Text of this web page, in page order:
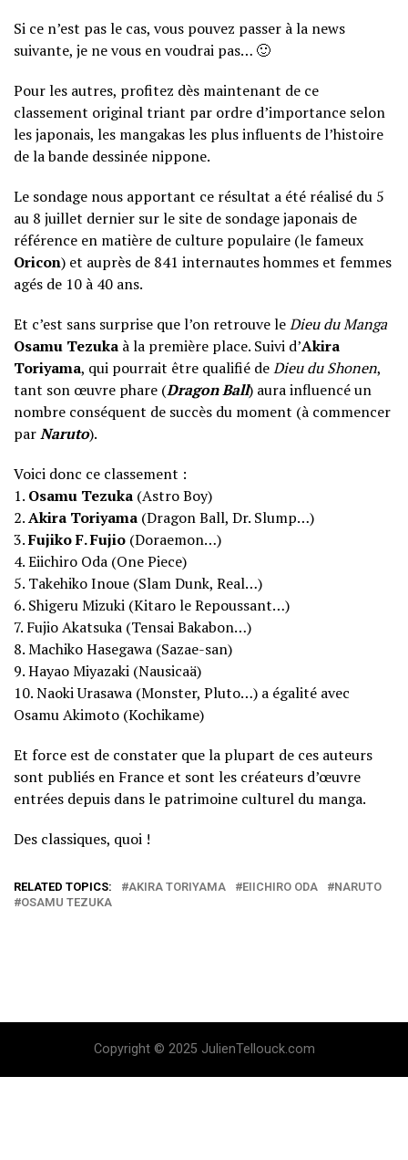
Si ce n’est pas le cas, vous pouvez passer à la news
suivante, je ne vous en voudrai pas… 🙂
Pour les autres, profitez dès maintenant de ce
classement original triant par ordre d’importance selon
les japonais, les mangakas les plus influents de l’histoire
de la bande dessinée nippone.
Le sondage nous apportant ce résultat a été réalisé du 5
au 8 juillet dernier sur le site de sondage japonais de
référence en matière de culture populaire (le fameux
Oricon) et auprès de 841 internautes hommes et femmes
agés de 10 à 40 ans.
Et c’est sans surprise que l’on retrouve leDieu du Manga
Osamu Tezuka à la première place. Suivi d’Akira
Toriyama, qui pourrait être qualifié deDieu du Shonen,
tant son œuvre phare (Dragon Ball) aura influencé un
nombre conséquent de succès du moment (à commencer
parNaruto).
Voici donc ce classement :
1. Osamu Tezuka (Astro Boy)
2.Akira Toriyama (Dragon Ball, Dr. Slump…)
3.Fujiko F. Fujio (Doraemon…)
4. Eiichiro Oda (One Piece)
5. Takehiko Inoue (Slam Dunk, Real…)
6. Shigeru Mizuki (Kitaro le Repoussant…)
7. Fujio Akatsuka (Tensai Bakabon…)
8. Machiko Hasegawa (Sazae-san)
9. Hayao Miyazaki (Nausicaä)
10. Naoki Urasawa (Monster, Pluto…) a égalité avec
Osamu Akimoto (Kochikame)
Et force est de constater que la plupart de ces auteurs
sont publiés en France et sont les créateurs d’œuvre
entrées depuis dans le patrimoine culturel du manga.
Des classiques, quoi !
RELATED TOPICS: AKIRA TORIYAMA EIICHIRO ODA
NARUTO
OSAMU TEZUKA
Copyright © 2025 JulienTellouck.com